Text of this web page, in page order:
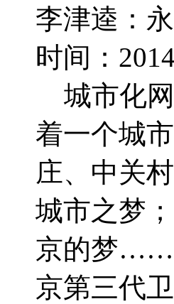
李津逵：
时间：
城市化网
着一个城
庄、中关
城市之梦
京的梦……
京第三代